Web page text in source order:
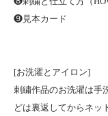
❾見本カード
[お洗濯とアイロン]
刺繍作品のお洗濯は手
どは裏返してからネッ